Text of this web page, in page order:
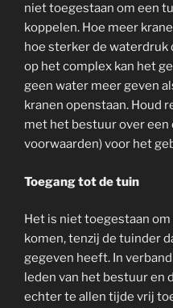
niet toegestaan om een
koppelen. Hoe meer
hoe sterker de waterdruk
op het complex kan het
geen water meer geven
kranen openstaan. Houd
met het bestuur over
voorwaarden) voor het
Toegang tot de tuin
Het is niet toegestaan
komen, tenzij de tuinder
gegeven heeft. In
leden van het bestuur en
echter te allen tijde vrij